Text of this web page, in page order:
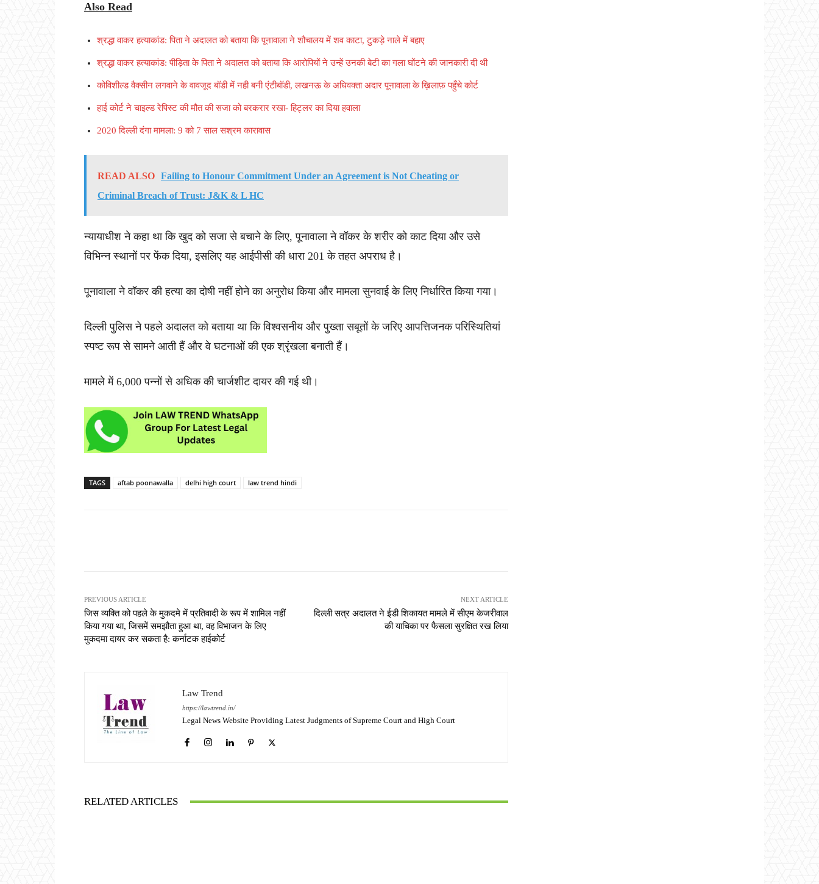
Also Read
श्रद्धा वाकर हत्याकांड: पिता ने अदालत को बताया कि पूनावाला ने शौचालय में शव काटा, टुकड़े नाले में बहाए
श्रद्धा वाकर हत्याकांड: पीड़िता के पिता ने अदालत को बताया कि आरोपियों ने उन्हें उनकी बेटी का गला घोंटने की जानकारी दी थी
कोविशील्ड वैक्सीन लगवाने के वावजूद बॉडी में नही बनी एंटीबॉडी, लखनऊ के अधिवक्ता अदार पूनावाला के ख़िलाफ़ पहुँचे कोर्ट
हाई कोर्ट ने चाइल्ड रेपिस्ट की मौत की सजा को बरकरार रखा- हिट्लर का दिया हवाला
2020 दिल्ली दंगा मामला: 9 को 7 साल सश्रम कारावास
READ ALSO Failing to Honour Commitment Under an Agreement is Not Cheating or
Criminal Breach of Trust: J&K & L HC
न्यायाधीश ने कहा था कि खुद को सजा से बचाने के लिए, पूनावाला ने वॉकर के शरीर को काट दिया और उसे
विभिन्न स्थानों पर फेंक दिया, इसलिए यह आईपीसी की धारा 201 के तहत अपराध है।
पूनावाला ने वॉकर की हत्या का दोषी नहीं होने का अनुरोध किया और मामला सुनवाई के लिए निर्धारित किया गया।
दिल्ली पुलिस ने पहले अदालत को बताया था कि विश्वसनीय और पुख्ता सबूतों के जरिए आपत्तिजनक परिस्थितियां
स्पष्ट रूप से सामने आती हैं और वे घटनाओं की एक श्रृंखला बनाती हैं।
मामले में 6,000 पन्नों से अधिक की चार्जशीट दायर की गई थी।
TAGS aftab poonawalla delhi high court law trend hindi
PREVIOUS ARTICLE
जिस व्यक्ति को पहले के मुकदमे में प्रतिवादी के रूप में शामिल नहीं
किया गया था, जिसमें समझौता हुआ था, वह विभाजन के लिए
मुकदमा दायर कर सकता है: कर्नाटक हाईकोर्ट
NEXT ARTICLE
दिल्ली सत्र अदालत ने ईडी शिकायत मामले में सीएम केजरीवाल
की याचिका पर फैसला सुरक्षित रख लिया
Law Trend
https://lawtrend.in/
Legal News Website Providing Latest Judgments of Supreme Court and High Court
RELATED ARTICLES